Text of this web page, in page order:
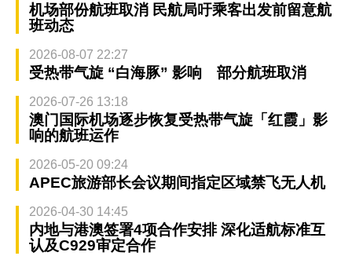
机场部份航班取消 民航局吁乘客出发前留意航
班动态
2026-08-07 22:27
受热带气旋 “白海豚” 影响 部分航班取消
2026-07-26 13:18
澳门国际机场逐步恢复受热带气旋「红霞」影
响的航班运作
2026-05-20 09:24
APEC旅游部长会议期间指定区域禁飞无人机
2026-04-30 14:45
内地与港澳签署4项合作安排 深化适航标准互
认及C929审定合作